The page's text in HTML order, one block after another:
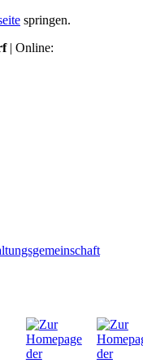
springen.
| Online: